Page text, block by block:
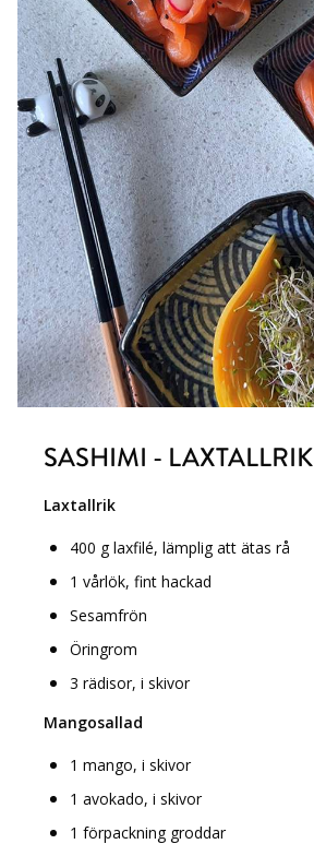
SASHIMI - LAXTALLRIK
Laxtallrik
400 g laxfilé, lämplig att ätas rå
1 vårlök, fint hackad
Sesamfrön
Öringrom
3 rädisor, i skivor
Mangosallad
1 mango, i skivor
1 avokado, i skivor
1 förpackning groddar